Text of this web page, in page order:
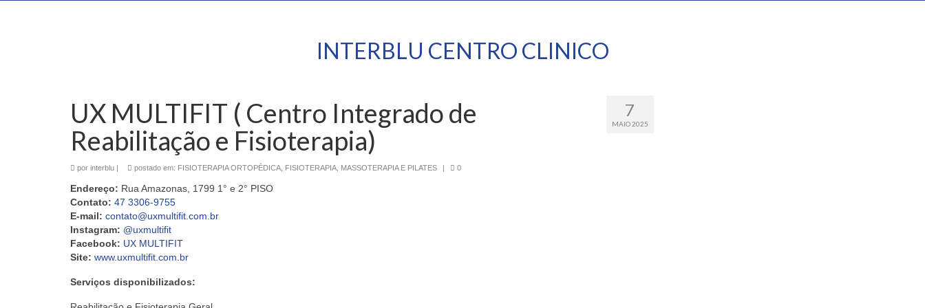
INTERBLU CENTRO CLINICO
7
MAIO 2025
UX MULTIFIT ( Centro Integrado de
Reabilitação e Fisioterapia)
por interblu | postado em: FISIOTERAPIA ORTOPÉDICA FISIOTERAPIA, MASSOTERAPIA E PILATES | 0
Endereço: Rua Amazonas, 1799 1° e 2° PISO
Contato: 47 3306-9755
E-mail: contato@uxmultifit.com.br
Instagram: @uxmultifit
Facebook: UX MULTIFIT
Site: www.uxmultifit.com.br
Serviços disponibilizados: